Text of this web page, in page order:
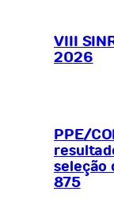
VIII
2026
PPE/
seleção
875